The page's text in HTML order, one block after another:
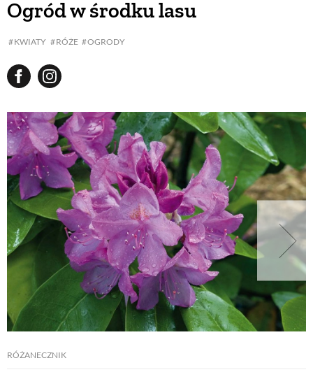
Ogród w środku lasu
KWIATY RÓŻE OGRODY
RÓŻANECZNIK
BUDUJEMY DOM
WARZYWA I OWOCE
ROŚLINY OGRODOWE
PORADY
ZIELEŃ W DOMU
PROJEKTOWANIE OGRODU